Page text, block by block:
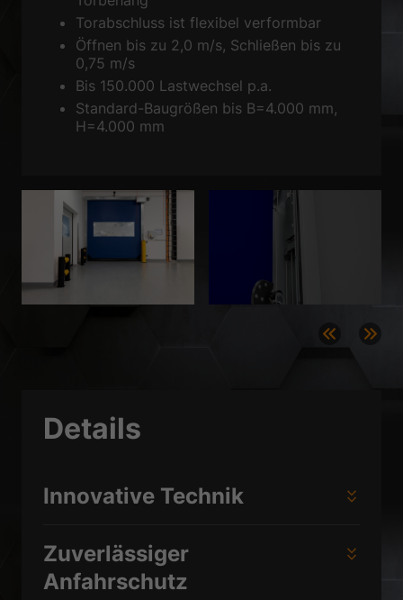
Torabschluss ist flexibel verformbar
Öffnen bis zu 2,0 m/s, Schließen bis zu
0,75 m/s
Bis 150.000 Lastwechsel p.a.
Standard-Baugrößen bis B=4.000 mm,
H=4.000 mm
Details
Innovative Technik
Zuverlässiger
Anfahrschutz
Zurück
Datenschutzeinstellungen
Essenziell (1)
Essenzielle Cookies ermöglichen grundlegende Funktionen und sind für
die einwandfreie Funktion der Website erforderlich.
Cookie-Informationen anzeigen
Statistik Cookies erfassen Informationen anonym. Diese Informationen
helfen uns zu verstehen, wie unsere Besucher unsere Website nutzen.
Cookie-Informationen anzeigen
Externe Medien (2)
standardmäßig blockiert. Wenn Cookies von externen Medien akzeptiert
werden, bedarf der Zugriff auf diese Inhalte keiner manuellen